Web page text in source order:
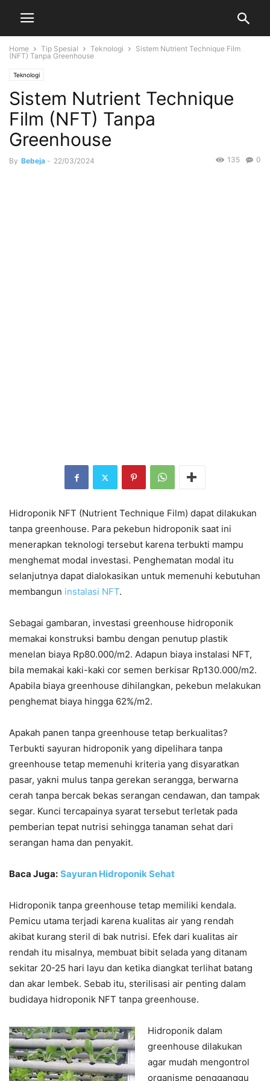
Home Tip Spesial Teknologi
Sistem Nutrient Technique Film
(NFT) Tanpa Greenhouse
Teknologi
Sistem Nutrient Technique
Film (NFT) Tanpa
Greenhouse
By Bebeja - 22/03/2024 0
135
Hidroponik NFT (Nutrient Technique Film) dapat dilakukan
tanpa greenhouse. Para pekebun hidroponik saat ini
menerapkan teknologi tersebut karena terbukti mampu
menghemat modal investasi. Penghematan modal itu
selanjutnya dapat dialokasikan untuk memenuhi kebutuhan
membangun instalasi NFT.
Sebagai gambaran, investasi greenhouse hidroponik
memakai konstruksi bambu dengan penutup plastik
menelan biaya Rp80.000/m2. Adapun biaya instalasi NFT,
bila memakai kaki-kaki cor semen berkisar Rp130.000/m2.
Apabila biaya greenhouse dihilangkan, pekebun melakukan
penghemat biaya hingga 62%/m2.
Apakah panen tanpa greenhouse tetap berkualitas?
Terbukti sayuran hidroponik yang dipelihara tanpa
greenhouse tetap memenuhi kriteria yang disyaratkan
pasar, yakni mulus tanpa gerekan serangga, berwarna
cerah tanpa bercak bekas serangan cendawan, dan tampak
segar. Kunci tercapainya syarat tersebut terletak pada
pemberian tepat nutrisi sehingga tanaman sehat dari
serangan hama dan penyakit.
Baca Juga: Sayuran Hidroponik Sehat
Hidroponik tanpa greenhouse tetap memiliki kendala.
Pemicu utama terjadi karena kualitas air yang rendah
akibat kurang steril di bak nutrisi. Efek dari kualitas air
rendah itu misalnya, membuat bibit selada yang ditanam
sekitar 20-25 hari layu dan ketika diangkat terlihat batang
dan akar lembek. Sebab itu, sterilisasi air penting dalam
budidaya hidroponik NFT tanpa greenhouse.
Hidroponik dalam
greenhouse dilakukan
agar mudah mengontrol
organisme pengganggu